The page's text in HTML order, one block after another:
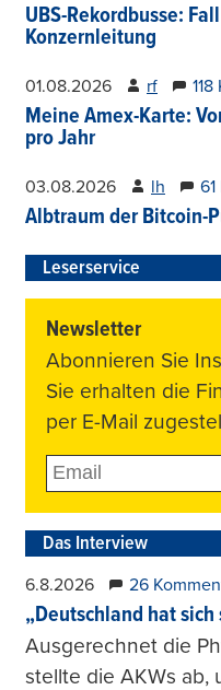
UBS-Rekordbusse:
Konzernleitung
01.08.2026 rf
Meine Amex-Karte:
pro Jahr
03.08.2026 lh
Albtraum der Bitcoin-
Leserservice
Newsletter
Abonnieren Sie
Sie erhalten die
per E-Mail
Das Interview
6.8.2026 26
„Deutschland hat
Ausgerechnet die
stellte die AKWs ab,